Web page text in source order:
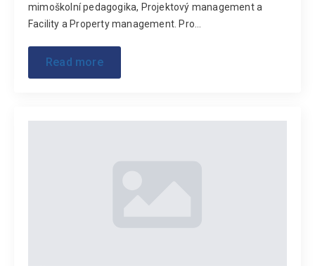
mimoškolní pedagogika, Projektový management a
Facility a Property management. Pro…
Read more